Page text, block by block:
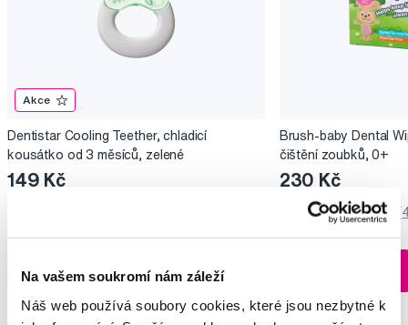
Na vašem soukromí nám záleží
Náš web používá soubory cookies, které jsou nezbytné k
Akce
Dentistar Cooling Teether, chladicí
kousátko od 3 měsíců, zelené
149 Kč
Do košíku
Ihned na
Brush-baby Dental
čištění zoubků, 0+
230 Kč
5,0/5